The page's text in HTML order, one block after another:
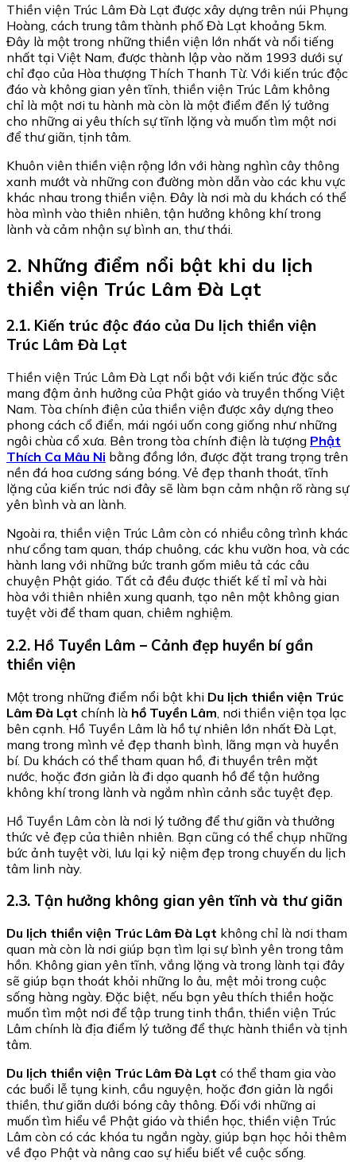
Thiền viện Trúc Lâm Đà Lạt được xây dựng trên núi Phụng
Hoàng, cách trung tâm thành phố Đà Lạt khoảng 5km.
Đây là một trong những thiền viện lớn nhất và nổi tiếng
nhất tại Việt Nam, được thành lập vào năm 1993 dưới sự
chỉ đạo của Hòa thượng Thích Thanh Từ. Với kiến trúc độc
đáo và không gian yên tĩnh, thiền viện Trúc Lâm không
chỉ là một nơi tu hành mà còn là một điểm đến lý tưởng
cho những ai yêu thích sự tĩnh lặng và muốn tìm một nơi
để thư giãn, tịnh tâm.
Khuôn viên thiền viện rộng lớn với hàng nghìn cây thông
xanh mướt và những con đường mòn dẫn vào các khu vực
khác nhau trong thiền viện. Đây là nơi mà du khách có thể
hòa mình vào thiên nhiên, tận hưởng không khí trong
lành và cảm nhận sự bình an, thư thái.
2. Những điểm nổi bật khi du lịch
thiền viện Trúc Lâm Đà Lạt
2.1. Kiến trúc độc đáo của Du lịch thiền viện
Trúc Lâm Đà Lạt
Thiền viện Trúc Lâm Đà Lạt nổi bật với kiến trúc đặc sắc
mang đậm ảnh hưởng của Phật giáo và truyền thống Việt
Nam. Tòa chính điện của thiền viện được xây dựng theo
phong cách cổ điển, mái ngói uốn cong giống như những
ngôi chùa cổ xưa. Bên trong tòa chính điện là tượng Phật
Thích Ca Mâu Ni bằng đồng lớn, được đặt trang trọng trên
nền đá hoa cương sáng bóng. Vẻ đẹp thanh thoát, tĩnh
lặng của kiến trúc nơi đây sẽ làm bạn cảm nhận rõ ràng sự
yên bình và an lành.
Ngoài ra, thiền viện Trúc Lâm còn có nhiều công trình khác
như cổng tam quan, tháp chuông, các khu vườn hoa, và các
hành lang với những bức tranh gốm miêu tả các câu
chuyện Phật giáo. Tất cả đều được thiết kế tỉ mỉ và hài
hòa với thiên nhiên xung quanh, tạo nên một không gian
tuyệt vời để tham quan, chiêm nghiệm.
2.2. Hồ Tuyền Lâm – Cảnh đẹp huyền bí gần
thiền viện
Một trong những điểm nổi bật khi Du lịch thiền viện Trúc
Lâm Đà Lạt chính là hồ Tuyền Lâm , nơi thiền viện tọa lạc
bên cạnh. Hồ Tuyền Lâm là hồ tự nhiên lớn nhất Đà Lạt,
mang trong mình vẻ đẹp thanh bình, lãng mạn và huyền
bí. Du khách có thể tham quan hồ, đi thuyền trên mặt
nước, hoặc đơn giản là đi dạo quanh hồ để tận hưởng
không khí trong lành và ngắm nhìn cảnh sắc tuyệt đẹp.
Hồ Tuyền Lâm còn là nơi lý tưởng để thư giãn và thưởng
thức vẻ đẹp của thiên nhiên. Bạn cũng có thể chụp những
bức ảnh tuyệt vời, lưu lại kỷ niệm đẹp trong chuyến du lịch
tâm linh này.
2.3. Tận hưởng không gian yên tĩnh và thư giãn
Du lịch thiền viện Trúc Lâm Đà Lạt không chỉ là nơi tham
quan mà còn là nơi giúp bạn tìm lại sự bình yên trong tâm
hồn. Không gian yên tĩnh, vắng lặng và trong lành tại đây
sẽ giúp bạn thoát khỏi những lo âu, mệt mỏi trong cuộc
sống hàng ngày. Đặc biệt, nếu bạn yêu thích thiền hoặc
muốn tìm một nơi để tập trung tinh thần, thiền viện Trúc
Lâm chính là địa điểm lý tưởng để thực hành thiền và tịnh
tâm.
Du lịch thiền viện Trúc Lâm Đà Lạt có thể tham gia vào
các buổi lễ tụng kinh, cầu nguyện, hoặc đơn giản là ngồi
thiền, thư giãn dưới bóng cây thông. Đối với những ai
muốn tìm hiểu về Phật giáo và thiền học, thiền viện Trúc
Lâm còn có các khóa tu ngắn ngày, giúp bạn học hỏi thêm
về đạo Phật và nâng cao sự hiểu biết về cuộc sống.